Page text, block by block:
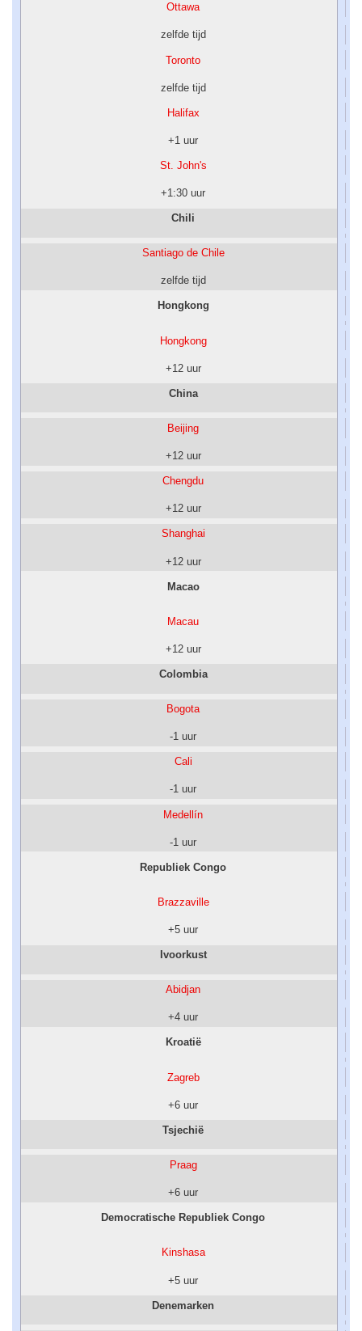
Ottawa
zelfde tijd
Toronto
zelfde tijd
Halifax
+1 uur
St. John's
+1:30 uur
Chili
Santiago de Chile
zelfde tijd
Hongkong
Hongkong
+12 uur
China
Beijing
+12 uur
Chengdu
+12 uur
Shanghai
+12 uur
Macao
Macau
+12 uur
Colombia
Bogota
-1 uur
Cali
-1 uur
Medellín
-1 uur
Republiek Congo
Brazzaville
+5 uur
Ivoorkust
Abidjan
+4 uur
Kroatië
Zagreb
+6 uur
Tsjechië
Praag
+6 uur
Democratische Republiek Congo
Kinshasa
+5 uur
Denemarken